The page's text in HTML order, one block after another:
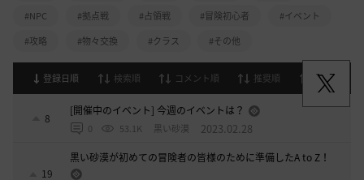
#NPC
#拠点戦 #占領戦 #冒険初心者
#イベント
#攻略
#物々交換 #クラス #その他
登録日順 検索順 コメント順 推奨順 話題順
8
[開催中のイベント] 今週のイベントは？
0 53.1K 黒い砂漠 2023.02.28
19
黒い砂漠が初めての冒険者の皆様のために準備したA to Z！